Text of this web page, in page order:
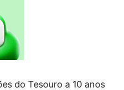
do Tesouro a 10 anos